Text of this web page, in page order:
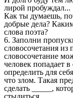
лирой пробуждал...
Как ты думаешь,
добрые дела?
слова поэта?
6. Заполни
словосочетания
словосочетание
человек попадает
определить для
что злом. Такая
сделать _____,